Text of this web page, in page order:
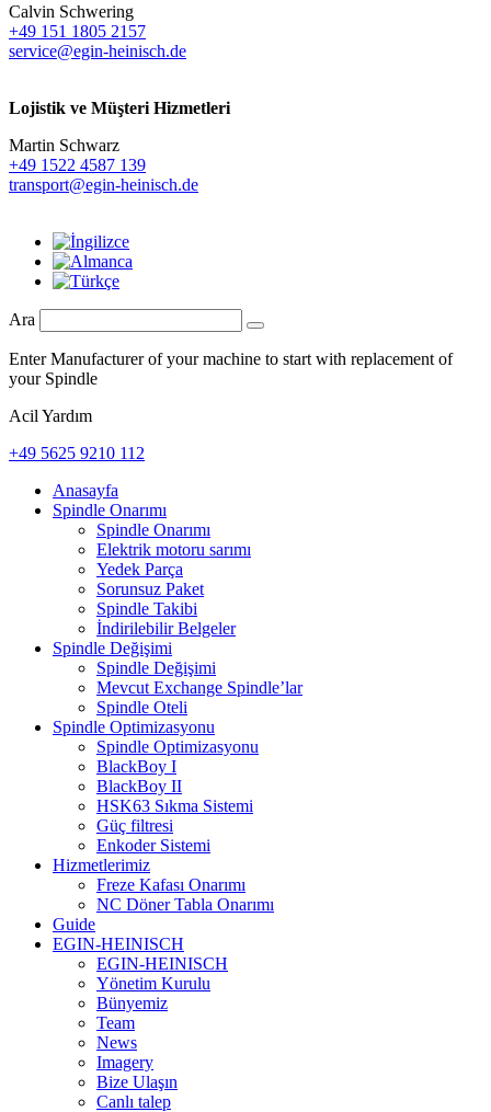
Calvin Schwering
+49 151 1805 2157
service@egin-heinisch.de
Lojistik ve Müşteri Hizmetleri
Martin Schwarz
+49 1522 4587 139
transport@egin-heinisch.de
Ara
Enter Manufacturer of your machine to start with replacement of
your Spindle
Acil Yardım
+49 5625 9210 112
Anasayfa
Spindle Onarımı
Spindle Onarımı
Elektrik motoru sarımı
Yedek Parça
Sorunsuz Paket
Spindle Takibi
İndirilebilir Belgeler
Spindle Değişimi
Spindle Değişimi
Mevcut Exchange Spindle’lar
Spindle Oteli
Spindle Optimizasyonu
Spindle Optimizasyonu
BlackBoy I
BlackBoy II
HSK63 Sıkma Sistemi
Güç filtresi
Enkoder Sistemi
Hizmetlerimiz
Freze Kafası Onarımı
NC Döner Tabla Onarımı
Guide
EGIN-HEINISCH
EGIN-HEINISCH
Yönetim Kurulu
Bünyemiz
Team
News
Imagery
Bize Ulaşın
Canlı talep